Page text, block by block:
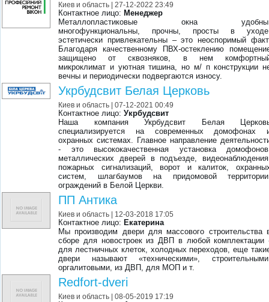
Киев и область | 27-12-2022 23:49
Контактное лицо: Менеджер
Металлопластиковые окна
многофункциональны, прочны, просты в
эстетически привлекательны – это неоспоримый
Благодаря качественному ПВХ-остеклению
защищено от сквозняков, в нем
микроклимат и уютная тишина, но м/ п конструкции
вечны и периодически подвергаются износу.
Укрбудсвит Белая Церковь
Киев и область | 07-12-2021 00:49
Контактное лицо:Укрбудсвит
Наша компания Укрбудсвит Белая
специализируется на современных домофонах
охранных системах. Главное направление
- это высококачественная установка
металлических дверей в подъезде,
пожарных сигнализаций, ворот и калиток,
систем, шлагбаумов на придомовой
ограждений в Белой Церкви.
ПП Антика
Киев и область | 12-03-2018 17:05
Контактное лицо: Екатерина
Мы производим двери для массового строительства
сборе для новостроек из ДВП в любой комплектации
для лестничных клеток, холодных переходов, еще
двери называют «техническими»,
оргалитовыми, из ДВП, для МОП и т.
Redfort-dveri
Киев и область | 08-05-2019 17:19